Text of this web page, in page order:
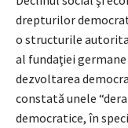
drepturilor
o structurile
al fundaţiei
dezvoltarea
constată unele
democratice, în